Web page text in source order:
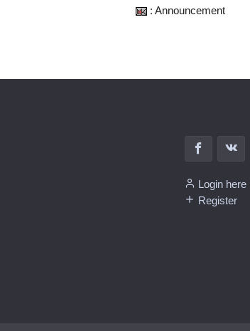
: Announcement
Login here
Register